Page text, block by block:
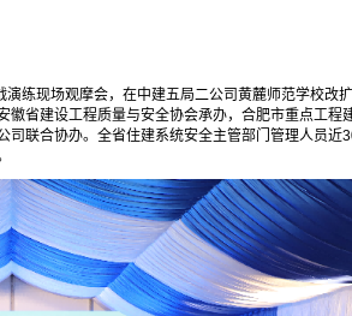
练现场观摩会，在中建五局二公司黄麓师范学校改
省建设工程质量与安全协会承办，合肥市重点工程
联合协办。全省住建系统安全主管部门管理人员近